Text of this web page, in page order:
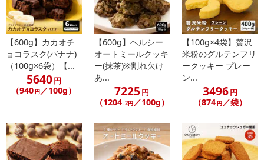
【600g】カカオチ
ョコラスク(バナナ)
（100g×6袋）【...
5640円
（940 円／100g）
【600g】ヘルシー
オートミールクッキ
ー(抹茶)※割れ欠け
あ...
7225 円
（1204.2円／100g）
【100g×4袋】贅沢
米粉のグルテンフリ
ークッキー プレー
ン...
3496円
（874 円／袋）